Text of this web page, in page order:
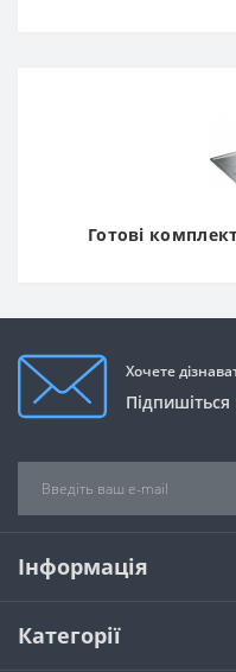
Готові
Хочете
Інформація
Категорії